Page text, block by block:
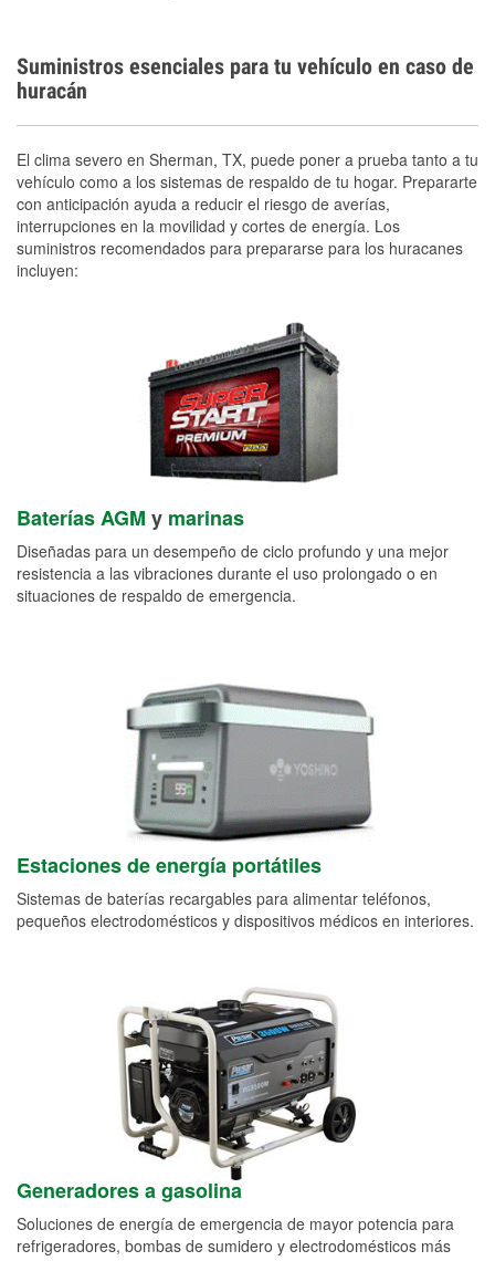
Suministros esenciales para tu vehículo en caso de
huracán
El clima severo en Sherman, TX, puede poner a prueba tanto a tu
vehículo como a los sistemas de respaldo de tu hogar. Prepararte
con anticipación ayuda a reducir el riesgo de averías,
interrupciones en la movilidad y cortes de energía. Los
suministros recomendados para prepararse para los huracanes
incluyen:
Baterías AGM y marinas
Diseñadas para un desempeño de ciclo profundo y una mejor
resistencia a las vibraciones durante el uso prolongado o en
situaciones de respaldo de emergencia.
Estaciones de energía portátiles
Sistemas de baterías recargables para alimentar teléfonos,
pequeños electrodomésticos y dispositivos médicos en interiores.
Generadores a gasolina
Soluciones de energía de emergencia de mayor potencia para
refrigeradores, bombas de sumidero y electrodomésticos más